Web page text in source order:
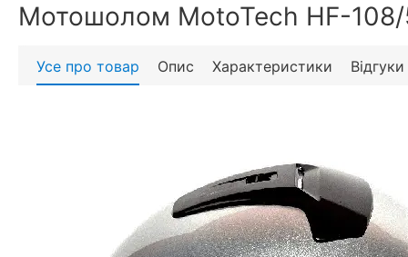
Мотошолом MotoTech HF-108/
Усе про товар Опис Характеристики Відгуки